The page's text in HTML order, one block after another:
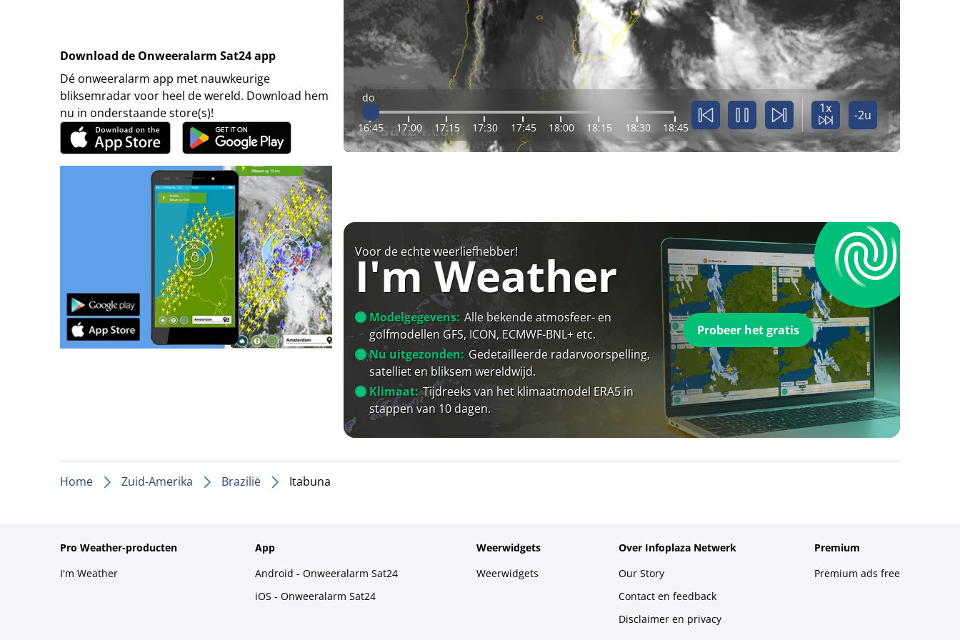
Download de Onweeralarm Sat24 app
Dé onweeralarm app met nauwkeurige
bliksemradar voor heel de wereld. Download hem
nu in onderstaande store(s)!
do
16:45 17:00 17:15 17:30 17:45 18:00 18:15 18:30 18:45
1x -2u
Voor de echte weerliefhebber!
I'm Weather
Modelgegevens: Alle bekende atmosfeer- en
golfmodellen GFS, ICON, ECMWF-BNL+ etc.
Nu uitgezonden: Gedetailleerde radarvoorspelling,
satelliet en bliksem wereldwijd.
Klimaat: Tijdreeks van het klimaatmodel ERA5 in
stappen van 10 dagen.
Probeer het gratis
Home Zuid-Amerika Brazilië Itabuna
Pro Weather-producten
I'm Weather
App
Android - Onweeralarm Sat24
iOS - Onweeralarm Sat24
Weerwidgets
Weerwidgets
Over Infoplaza Netwerk
Our Story
Contact en feedback
Disclaimer en privacy
Premium
Premium ads free